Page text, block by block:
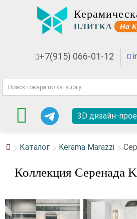
ПЛИТКА На
+7(915) 066-01-12
3D дизайн-
Каталог Kerama Marazzi
Коллекция Серенада